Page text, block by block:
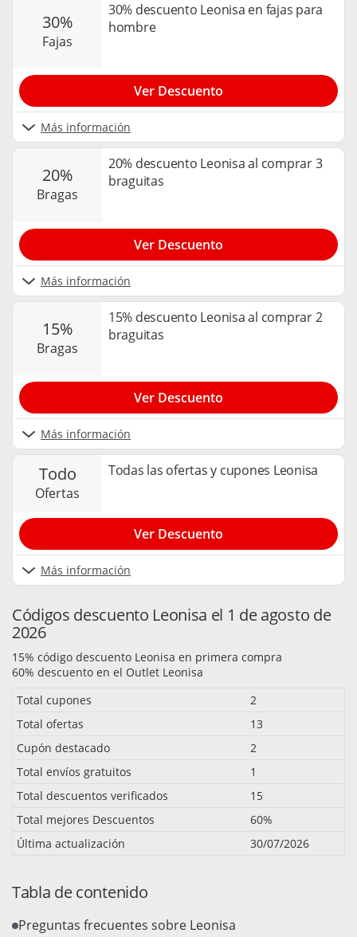
30%
fajas
30% descuento Leonisa en fajas para
hombre
Más información
Ver Descuento
20%
bragas
20% descuento Leonisa al comprar 3
braguitas
Más información
Ver Descuento
15%
bragas
15% descuento Leonisa al comprar 2
braguitas
Más información
Ver Descuento
todo
ofertas
Todas las ofertas y cupones Leonisa
Más información
Ver Descuento
Códigos descuento Leonisa el 1 de agosto de
2026
15% código descuento Leonisa en primera compra
60% descuento en el Outlet Leonisa
Total cupones
2
Total ofertas
13
Cupón destacado
2
Total envíos gratuitos
1
Total descuentos verificados
15
Total mejores Descuentos
60%
Última actualización
30/07/2026
Tabla de contenido
Preguntas frecuentes sobre Leonisa